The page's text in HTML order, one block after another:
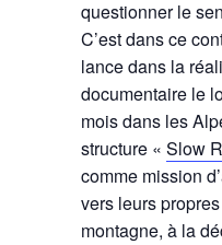
questionner le
C’est dans ce
lance dans la
documentaire le
mois dans les
structure « Slow
comme mission
vers leurs
montagne, à la